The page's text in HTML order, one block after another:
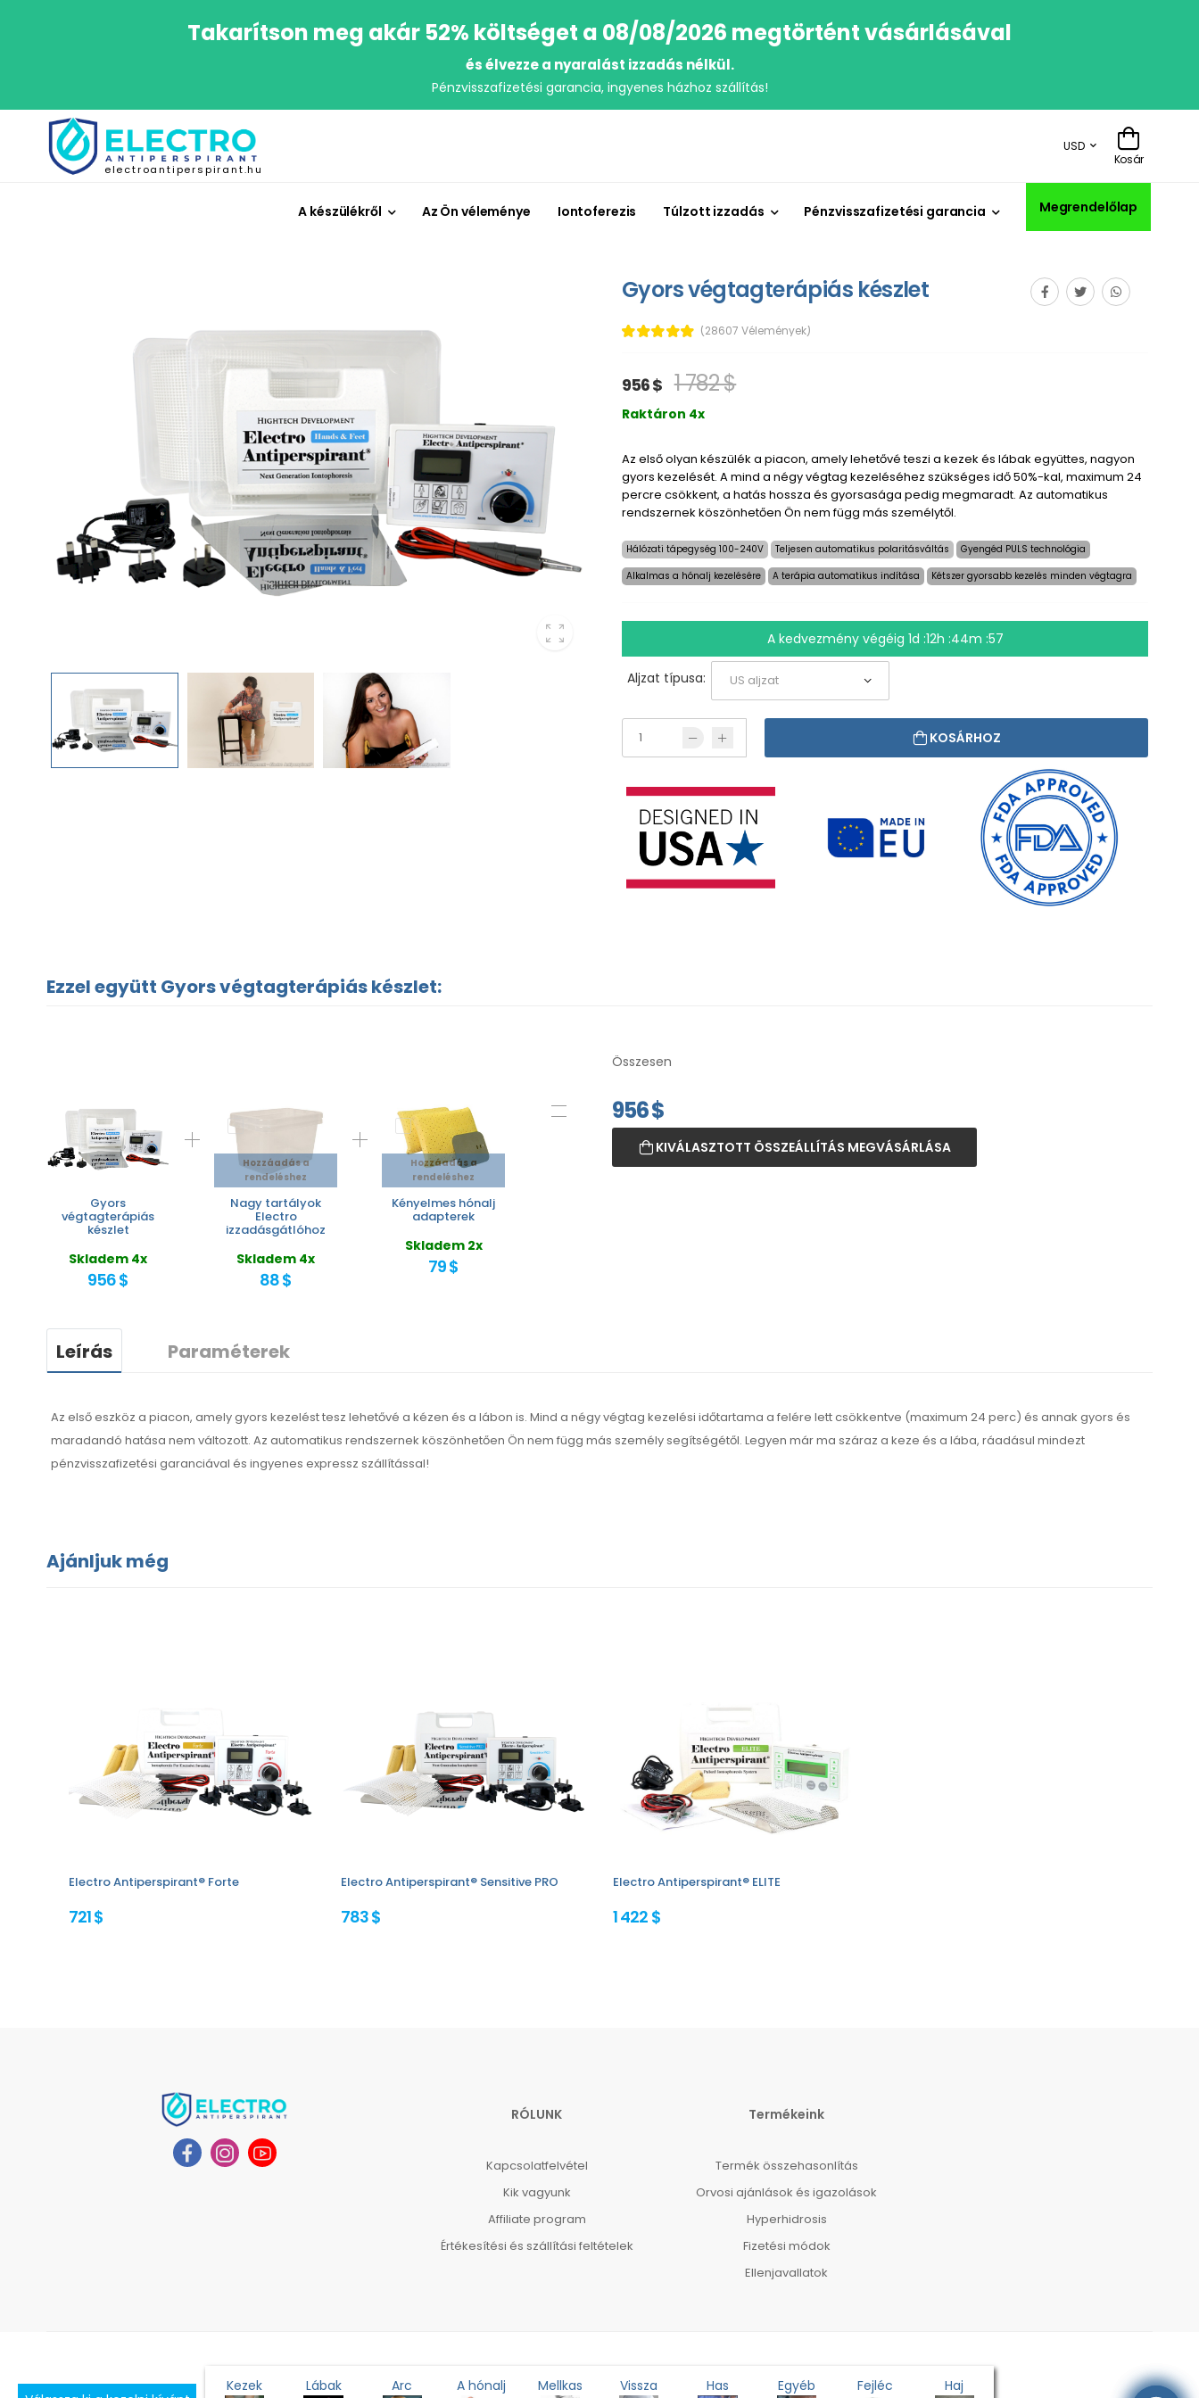
Kezek Lábak Arc A hónalj Mellkas Vissza Has Egyéb Fejléc Haj
Takarítson meg akár 52% költséget a 08/08/2026 megtörtént vásárlásával
és élvezze a nyaralást izzadás nélkül.
Pénzvisszafizetési garancia, ingyenes házhoz szállítás!
electroantiperspirant.hu
USD
Kosár
A készülékről Az Ön véleménye Iontoferezis Túlzott izzadás Pénzvisszafizetési garancia Megrendelőlap
Gyors végtagterápiás készlet
(28607 Vélemények)
956 $ 1 782 $
Raktáron 4x
Az első olyan készülék a piacon, amely lehetővé teszi a kezek és lábak együttes, nagyon
gyors kezelését. A mind a négy végtag kezeléséhez szükséges idő 50%-kal, maximum 24
percre csökkent, a hatás hossza és gyorsasága pedig megmaradt. Az automatikus
rendszernek köszönhetően Ön nem függ más személytől.
Hálózati tápegység 100-240V Teljesen automatikus polaritásváltás
Gyengéd PULS technológia
Alkalmas a hónalj kezelésére
A terápia automatikus indítása Kétszer gyorsabb kezelés minden végtagra
A kedvezmény végéig 1d :12h :44m :57
Aljzat típusa:
KOSÁRHOZ
Ezzel együtt Gyors végtagterápiás készlet:
Gyors
végtagterápiás
készlet
Skladem 4x
956 $
Hozzáadás a
rendeléshez
Nagy tartályok
Electro
izzadásgátlóhoz
Skladem 4x
88 $
Hozzáadás a
rendeléshez
Kényelmes hónalj
adapterek
Skladem 2x
79 $
Összesen
956$
KIVÁLASZTOTT ÖSSZEÁLLÍTÁS MEGVÁSÁRLÁSA
Leírás Paraméterek
Az első eszköz a piacon, amely gyors kezelést tesz lehetővé a kézen és a lábon is. Mind a négy végtag kezelési időtartama a felére lett csökkentve (maximum 24 perc) és annak gyors és
maradandó hatása nem változott. Az automatikus rendszernek köszönhetően Ön nem függ más személy segítségétől. Legyen már ma száraz a keze és a lába, ráadásul mindezt
pénzvisszafizetési garanciával és ingyenes expressz szállítással!
Ajánljuk még
Electro Antiperspirant® Forte
721 $
Electro Antiperspirant® Sensitive PRO
783 $
Electro Antiperspirant® ELITE
1 422 $
RÓLUNK
Kapcsolatfelvétel
Kik vagyunk
Affiliate program
Értékesítési és szállítási feltételek
Termékeink
Termék összehasonlítás
Orvosi ajánlások és igazolások
Hyperhidrosis
Fizetési módok
Ellenjavallatok